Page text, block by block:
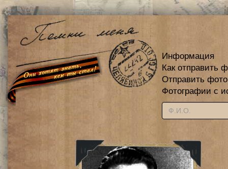
Информация
Как отправить
Отправить
Фотографии с